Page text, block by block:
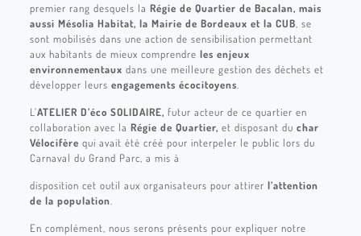
premier rang desquels la Régie de Quartier de Bacalan, mais
aussi Mésolia Habitat, la Mairie de Bordeaux et la CUB , se
sont mobilisés dans une action de sensibilisation permettant
aux habitants de mieux comprendre les enjeux
environnementaux dans une meilleure gestion des déchets et
développer leurs engagements écocitoyens
L’ATELIER D’éco SOLIDAIRE, futur acteur de ce quartier en
collaboration avec la Régie de Quartier, et disposant du char
Vélocifère qui avait été créé pour interpeler le public lors du
Carnaval du Grand Parc, a mis à
disposition cet outil aux organisateurs pour attirer l’attention
de la population
En complément, nous serons présents pour expliquer notre